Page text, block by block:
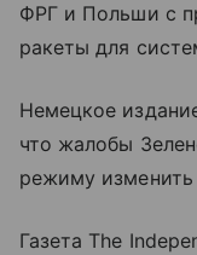
ФРГ и Польши с
ракеты для
Немецкое
что жалобы
режиму
Газета The